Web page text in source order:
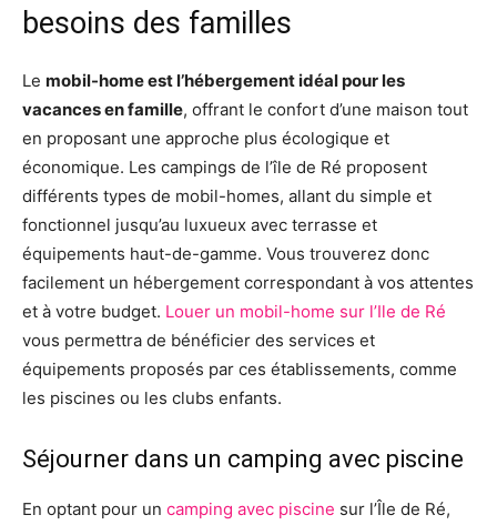
besoins des familles
Le mobil-home est l’hébergement idéal pour les
vacances en famille, offrant le confort d’une maison tout
en proposant une approche plus écologique et
économique. Les campings de l’île de Ré proposent
différents types de mobil-homes, allant du simple et
fonctionnel jusqu’au luxueux avec terrasse et
équipements haut-de-gamme. Vous trouverez donc
facilement un hébergement correspondant à vos attentes
et à votre budget. Louer un mobil-home sur l’Ile de Ré
vous permettra de bénéficier des services et
équipements proposés par ces établissements, comme
les piscines ou les clubs enfants.
Séjourner dans un camping avec piscine
En optant pour un camping avec piscine sur l’Île de Ré,